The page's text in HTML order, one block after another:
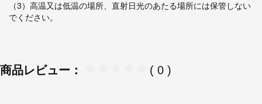
（3）高温又は低温の場所、直射日光のあたる場所には保管しない
でください。
商品レビュー： ( 0 )